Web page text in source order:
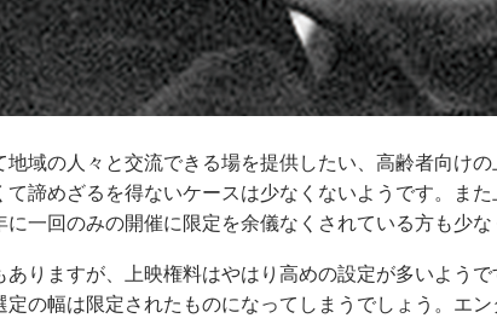
域の人々と交流できる場を提供したい、高齢者向け
諦めざるを得ないケースは少なくないようです。ま
一回のみの開催に限定を余儀なくされている方も少な
りますが、上映権料はやはり高めの設定が多いよう
の幅は限定されたものになってしまうでしょう。エ